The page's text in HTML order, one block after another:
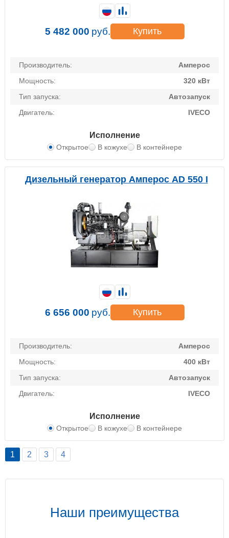
Производитель:
Амперос
Мощность:
320 кВт
Тип запуска:
Автозапуск
Двигатель:
IVECO
Исполнение
Открытое В кожухе В контейнере
5 482 000 руб. Купить
Дизельный генератор Амперос AD 550 I
Производитель:
Амперос
Мощность:
400 кВт
Тип запуска:
Автозапуск
Двигатель:
IVECO
Исполнение
Открытое В кожухе В контейнере
6 656 000 руб. Купить
1 2 3 4
Наши преимущества